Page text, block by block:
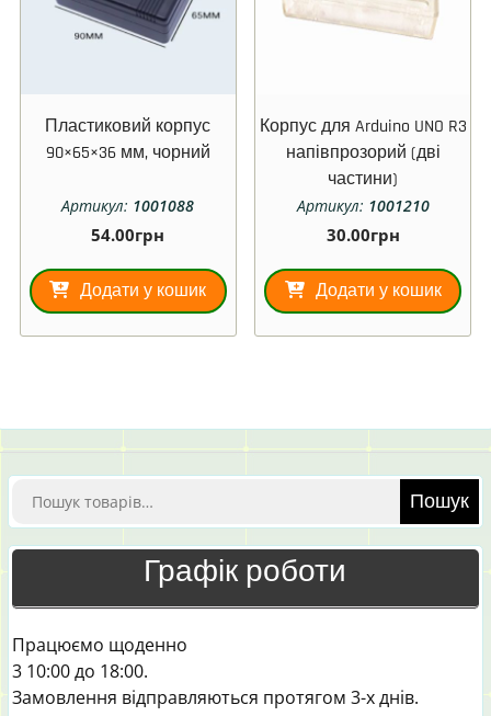
Пластиковий корпус
90×65×36 мм, чорний
Артикул: 1001088
54.00грн
Додати у кошик
Корпус для Arduino UNO R3
напівпрозорий (дві
частини)
Артикул: 1001210
30.00грн
Додати у кошик
Шукати: Пошук
Графік роботи
Працюємо щоденно
3 10:00 до 18:00.
Замовлення відправляються протягом 3-х днів.